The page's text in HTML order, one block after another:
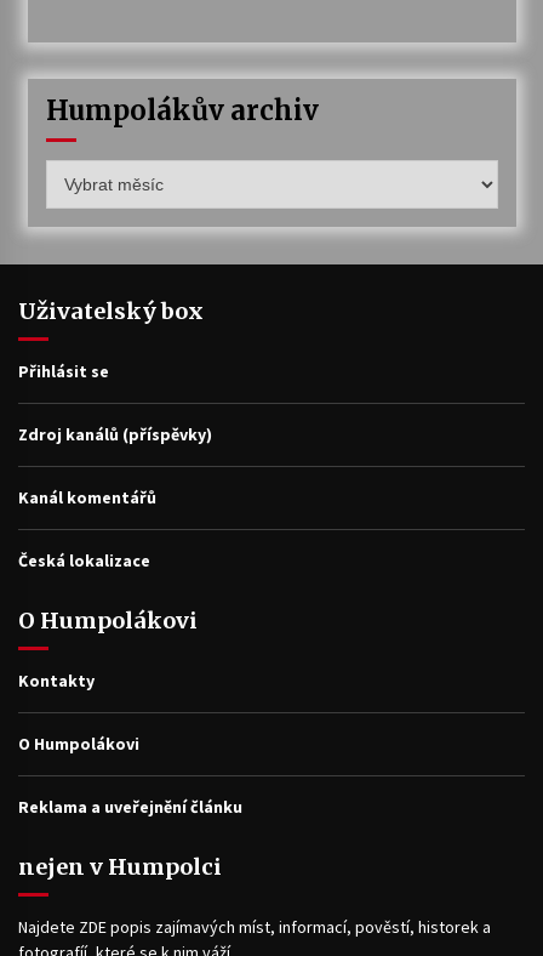
Humpolákův archiv
archiv
Uživatelský box
Přihlásit se
Zdroj kanálů (příspěvky)
Kanál komentářů
Česká lokalizace
O Humpolákovi
Kontakty
O Humpolákovi
Reklama a uveřejnění článku
nejen v Humpolci
Najdete ZDE popis zajímavých míst, informací, pověstí, historek a